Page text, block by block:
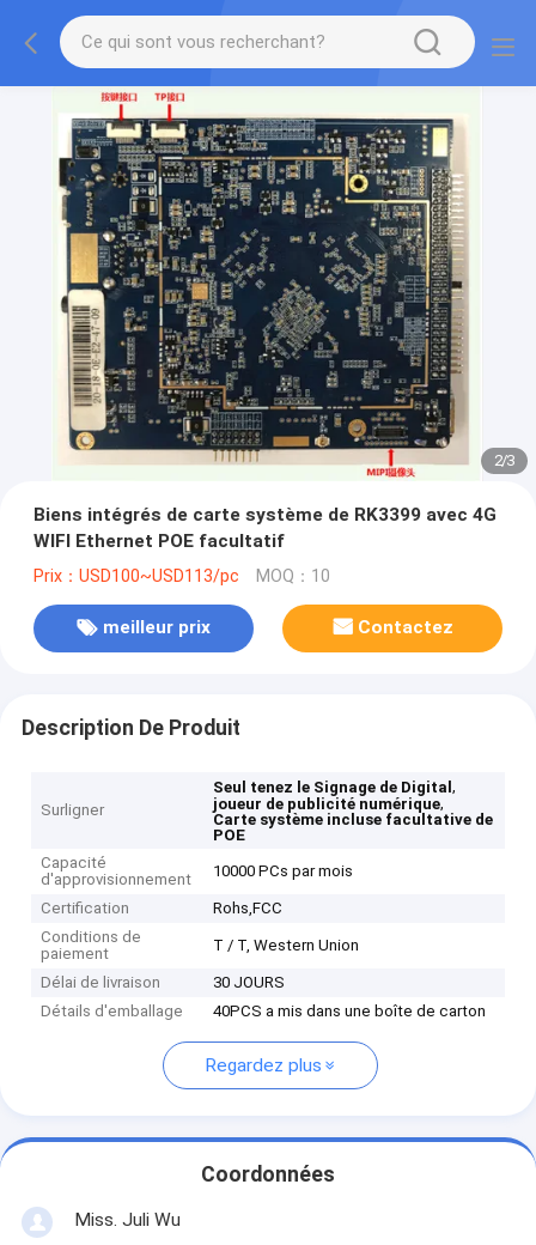
2/3
Biens intégrés de carte système de RK3399 avec 4G
WIFI Ethernet POE facultatif
Prix：USD100~USD113/pc MOQ：10
meilleur prix Contactez
Description De Produit
Surligner
Seul tenez le Signage de Digital,
joueur de publicité numérique,
Carte système incluse facultative de
POE
Capacité
d'approvisionnement
10000 PCs par mois
Certification
Rohs,FCC
Conditions de
paiement
T / T, Western Union
Délai de livraison
30 JOURS
Détails d'emballage
40PCS a mis dans une boîte de carton
Regardez plus
Coordonnées
Miss. Juli Wu